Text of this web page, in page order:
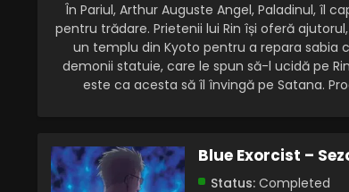
În Pariul, Arthur Auguste Angel, Paladinul, îl
pentru trădare. Prietenii lui Rin își oferă
un templu din Kyoto pentru a repara sabia
demonii statuie, care le spun să-l ucidă pe
este ca acesta să îl învingă pe Satana.
Blue Exorcist –
Status: Completed